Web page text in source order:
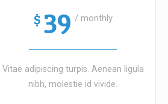
$ 39 / monthly
Vitae adipiscing turpis. Aenean ligula
nibh, molestie id vivide.